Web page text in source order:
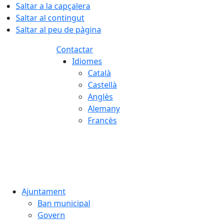
Saltar a la capçalera
Saltar al contingut
Saltar al peu de pàgina
Contactar
Idiomes
Català
Castellà
Anglès
Alemany
Francès
Ajuntament
Ban municipal
Govern